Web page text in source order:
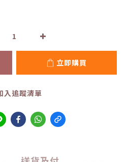
立即購買
入追蹤清單